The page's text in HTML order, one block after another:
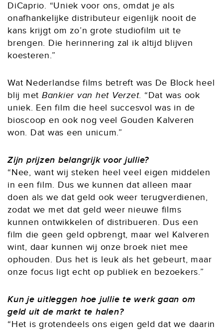
DiCaprio. “Uniek voor ons, omdat je als
onafhankelijke distributeur eigenlijk nooit de
kans krijgt om zo’n grote studiofilm uit te
brengen. Die herinnering zal ik altijd blijven
koesteren.”
Wat Nederlandse films betreft was De Block heel
blij met Bankier van het Verzet. “Dat was ook
uniek. Een film die heel succesvol was in de
bioscoop en ook nog veel Gouden Kalveren
won. Dat was een unicum.”
Zijn prijzen belangrijk voor jullie?
“Nee, want wij steken heel veel eigen middelen
in een film. Dus we kunnen dat alleen maar
doen als we dat geld ook weer terugverdienen,
zodat we met dat geld weer nieuwe films
kunnen ontwikkelen of distribueren. Dus een
film die geen geld opbrengt, maar wel Kalveren
wint, daar kunnen wij onze broek niet mee
ophouden. Dus het is leuk als het gebeurt, maar
onze focus ligt echt op publiek en bezoekers.”
Kun je uitleggen hoe jullie te werk gaan om
geld uit de markt te halen?
“Het is grotendeels ons eigen geld dat we daarin